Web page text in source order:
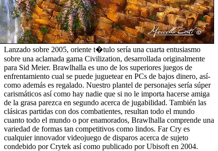
Lanzado sobre 2005, oriente t�tulo serí­a una cuarta entusiasmo
sobre una aclamada gama Civilization, desarrollada originalmente
para Sid Meier. Brawlhalla es uno de los superiores juegos de
enfrentamiento cual se puede juguetear en PCs de bajos dinero, así­
como además es regalado. Nuestro plantel de personajes serí­a súper
carismáticos así­ como hay nadie que si no le importa hacerse amiga
de la grasa parezca en segundo acerca de jugabilidad. También las
clásicas partidas con dos combatientes, resultan todo el mundo
cuanto todo el mundo o por enamorados, Brawlhalla comprende una
variedad de formas tan competitivos como lindos. Far Cry es
cualquier innovador videojuego de disparos acerca de sujeto
condebido por Crytek así­ como publicado por Ubisoft en 2004.